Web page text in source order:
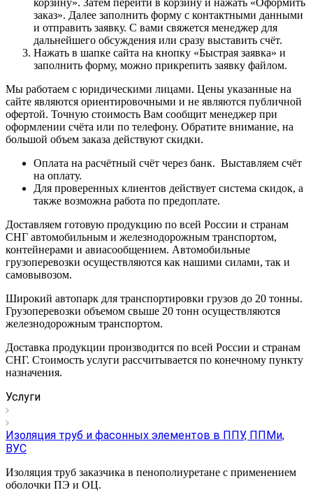
корзину». Затем перейти в корзину и нажать «Оформить
заказ». Далее заполнить форму с контактными данными
и отправить заявку. С вами свяжется менеджер для
дальнейшего обсуждения или сразу выставить счёт.
Нажать в шапке сайта на кнопку «Быстрая заявка» и
заполнить форму, можно прикрепить заявку файлом.
Мы работаем с юридическими лицами. Цены указанные на
сайте являются ориентировочными и не являются публичной
офертой. Точную стоимость Вам сообщит менеджер при
оформлении счёта или по телефону. Обратите внимание, на
большой объем заказа действуют скидки.
Оплата на расчётный счёт через банк. Выставляем счёт
на оплату.
Для проверенных клиентов действует система скидок, а
также возможна работа по предоплате.
Доставляем готовую продукцию по всей России и странам
СНГ автомобильным и железнодорожным транспортом,
контейнерами и авиасообщением. Автомобильные
грузоперевозки осуществляются как нашими силами, так и
самовывозом.
Широкий автопарк для транспортировки грузов до 20 тонны.
Грузоперевозки объемом свыше 20 тонн осуществляются
железнодорожным транспортом.
Доставка продукции производится по всей России и странам
СНГ. Стоимость услуги рассчитывается по конечному пункту
назначения.
Услуги
Изоляция труб и фасонных элементов в ППУ, ППМи,
ВУС
Изоляция труб заказчика в пенополиуретане с применением
оболочки ПЭ и ОЦ.